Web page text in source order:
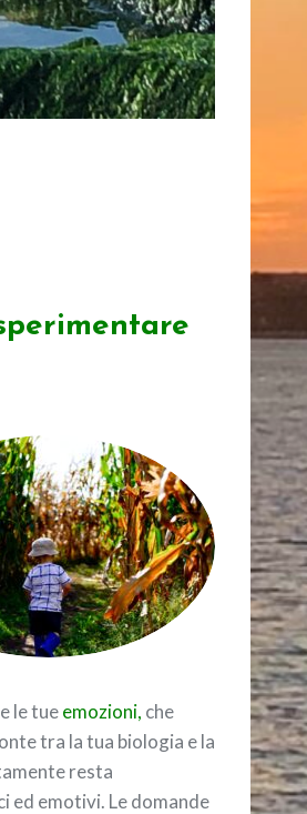
le tueemozioni, che
tra la tua biologia e la
resta
ed emotivi. Le domande